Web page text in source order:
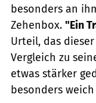
besonders an
Zehenbox. "Ein
Urteil, das
Vergleich zu
etwas stärker
besonders